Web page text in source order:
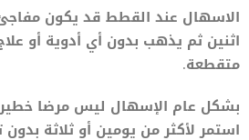
الاسهال عند القطط قد يكون
اثنين ثم يذهب بدون أي أدوية أو
متقطعة.
بشكل عام الإسهال ليس مرضا
استمر لأكثر من يومين أو ثلاثة